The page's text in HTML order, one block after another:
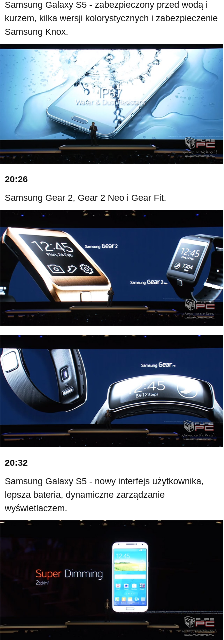
Samsung Galaxy S5 - zabezpieczony przed wodą i
kurzem, kilka wersji kolorystycznych i zabezpieczenie
Samsung Knox.
20:26
Samsung Gear 2, Gear 2 Neo i Gear Fit.
20:32
Samsung Galaxy S5 - nowy interfejs użytkownika,
lepsza bateria, dynamiczne zarządzanie
wyświetlaczem.